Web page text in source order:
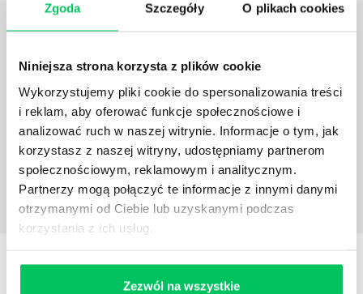
Zgoda Szczegóły O plikach cookies
Niniejsza strona korzysta z plików cookie
Wykorzystujemy pliki cookie do spersonalizowania treści
i reklam, aby oferować funkcje społecznościowe i
analizować ruch w naszej witrynie. Informacje o tym, jak
korzystasz z naszej witryny, udostępniamy partnerom
społecznościowym, reklamowym i analitycznym.
Partnerzy mogą połączyć te informacje z innymi danymi
otrzymanymi od Ciebie lub uzyskanymi podczas
korzystania z ich usług.
Zezwól na wszystkie
OPINIEO SZKOLENIACH
Obszar zarządzania zespołem (delegowanie zadań,
zarządzanie rozwoje) jest tym, w którym na pewno
Gamma się specjalizuje.
Hanna JaroszekDyrektor Personalny w Tele
Atlas
Dowiedz się więcej
KONSULTANTSZKOLENIA